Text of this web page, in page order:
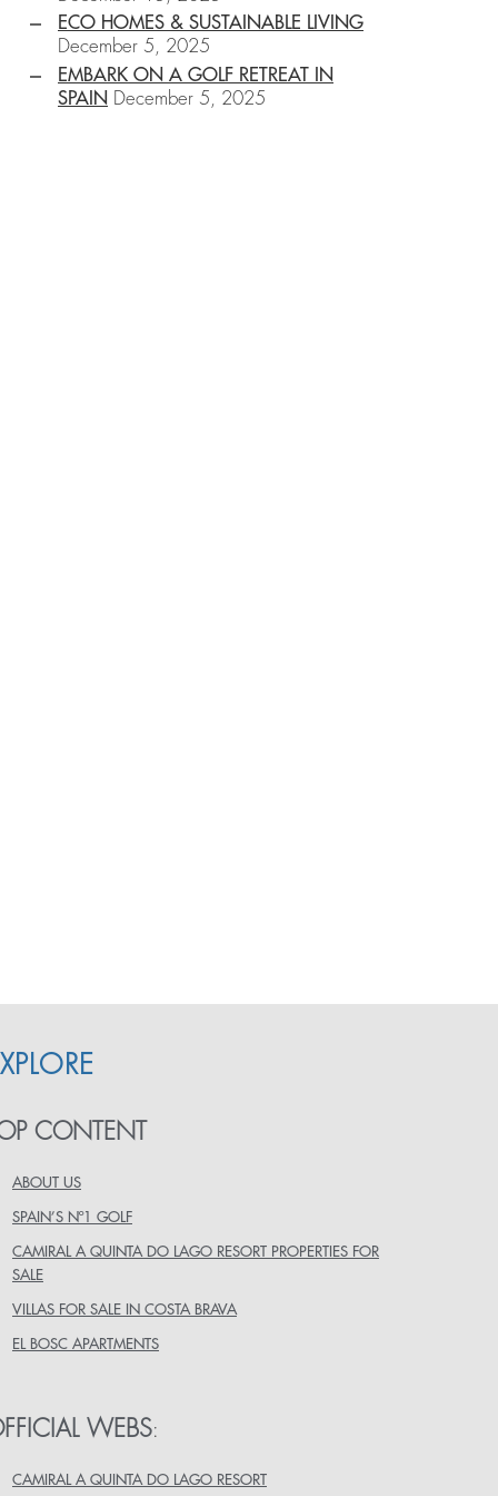
ECO HOMES & SUSTAINABLE LIVING
December 5, 2025
EMBARK ON A GOLF RETREAT IN
SPAIN
December 5, 2025
CONTENT
ABOUT US
SPAIN’S Nº1 GOLF
CAMIRAL A QUINTA DO LAGO RESORT PROPERTIES FOR
SALE
VILLAS FOR SALE IN COSTA BRAVA
EL BOSC APARTMENTS
WEBS:
CAMIRAL A QUINTA DO LAGO RESORT